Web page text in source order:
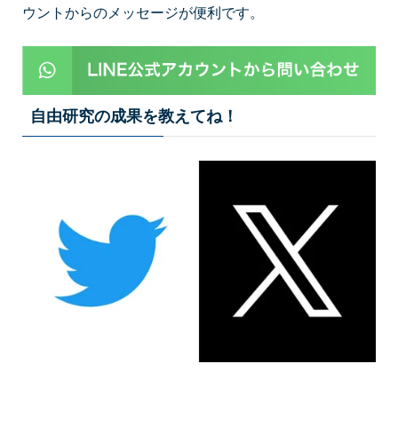
ウントからのメッセージが便利です。
自由研究の成果を教えてね！